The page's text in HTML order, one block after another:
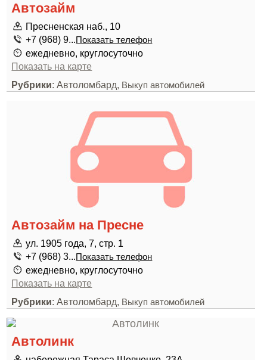
Автозайм
Пресненская наб., 10
+7 (968) 9...Показать телефон
ежедневно, круглосуточно
Показать на карте
Рубрики: Автоломбард, Выкуп автомобилей
Автозайм на Пресне
ул. 1905 года, 7, стр. 1
+7 (968) 3...Показать телефон
ежедневно, круглосуточно
Показать на карте
Рубрики: Автоломбард, Выкуп автомобилей
Автолинк